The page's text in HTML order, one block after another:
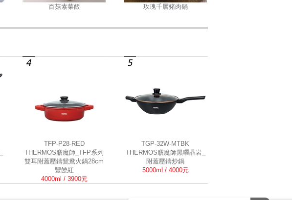
百菇素菜飯 玫瑰千層豬肉鍋
TFP-P28-RED
THERMOS膳魔師_TFP系列
雙耳附蓋壓鑄鴛鴦火鍋28cm
豐饒紅
4000ml / 3900元
TGP-32W-MTBK
THERMOS膳魔師黑曜晶岩_
附蓋壓鑄炒鍋
5000ml / 4000元